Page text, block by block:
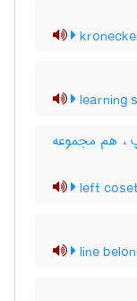
learning
هم مجموعه
left coset
line